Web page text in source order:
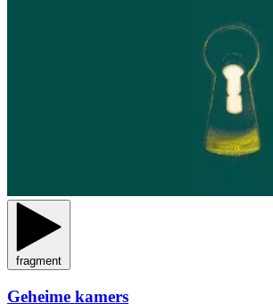
fragment
Geheime kamers